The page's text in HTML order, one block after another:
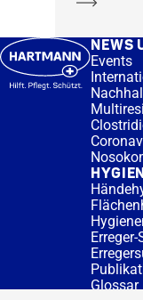
NEWS
Events
Glossar